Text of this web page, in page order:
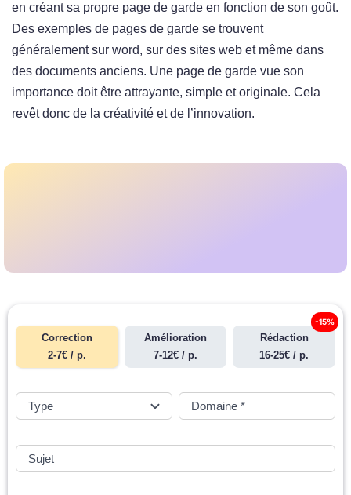
en créant sa propre page de garde en fonction de son goût.
Des exemples de pages de garde se trouvent
généralement sur word, sur des sites web et même dans
des documents anciens. Une page de garde vue son
importance doit être attrayante, simple et originale. Cela
revêt donc de la créativité et de l’innovation.
Correction
2-7€ / p.
Amélioration
7-12€ / p.
Rédaction
16-25€ / p.
-15%